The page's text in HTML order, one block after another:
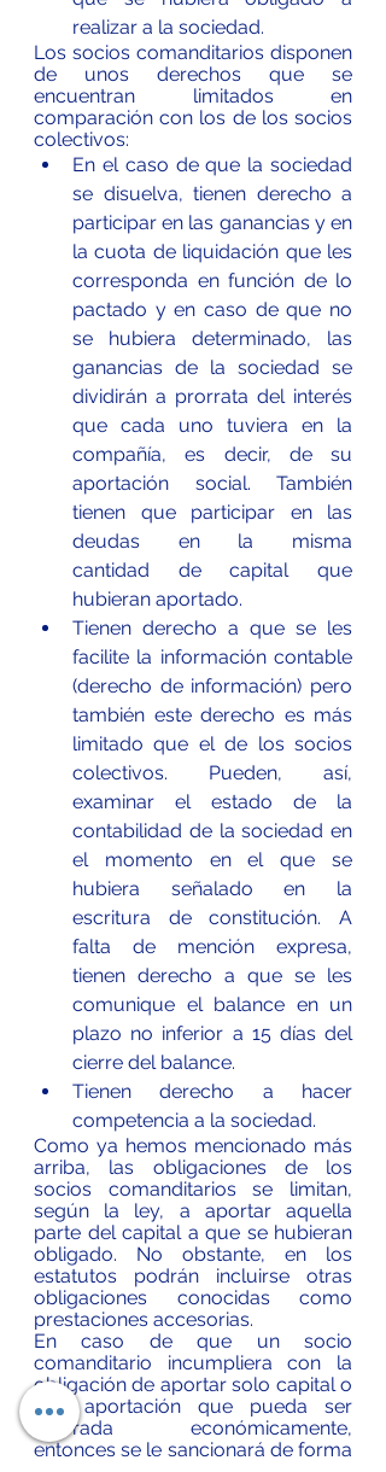
realizar a la sociedad.
Los socios comanditarios disponen
de unos derechos que se
encuentran limitados en
comparación con los de los socios
colectivos:
En el caso de que la sociedad
se disuelva, tienen derecho a
participar en las ganancias y en
la cuota de liquidación que les
corresponda en función de lo
pactado y en caso de que no
se hubiera determinado, las
ganancias de la sociedad se
dividirán a prorrata del interés
que cada uno tuviera en la
compañía, es decir, de su
aportación social. También
tienen que participar en las
deudas en la misma
cantidad de capital que
hubieran aportado.
Tienen derecho a que se les
facilite la información contable
(derecho de información) pero
también este derecho es más
limitado que el de los socios
colectivos. Pueden, así,
examinar el estado de la
contabilidad de la sociedad en
el momento en el que se
hubiera señalado en la
escritura de constitución. A
falta de mención expresa,
tienen derecho a que se les
comunique el balance en un
plazo no inferior a 15 días del
cierre del balance.
Tienen derecho a hacer
competencia a la sociedad.
Como ya hemos mencionado más
arriba, las obligaciones de los
socios comanditarios se limitan,
según la ley, a aportar aquella
parte del capital a que se hubieran
obligado. No obstante, en los
estatutos podrán incluirse otras
obligaciones conocidas como
prestaciones accesorias.
En caso de que un socio
comanditario incumpliera con la
obligación de aportar solo capital o
una aportación que pueda ser
valorada económicamente,
entonces se le sancionará de forma